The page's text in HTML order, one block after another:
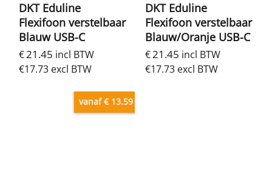
DKT Eduline
Flexifoon verstelbaar
Blauw USB-C
€21.45 incl BTW
€17.73 excl BTW
DKT Eduline
Flexifoon verstelbaar
Blauw/Oranje USB-C
€21.45 incl BTW
€17.73 excl BTW
vanaf € 13.59